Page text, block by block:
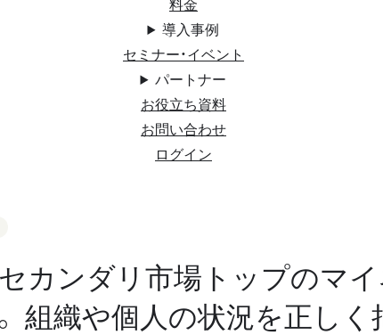
導入事例
セミナー・イベント
パートナー
お役立ち資料
お問い合わせ
ログイン
カンダリ市場トップのマイ
組織や個人の状況を正しく